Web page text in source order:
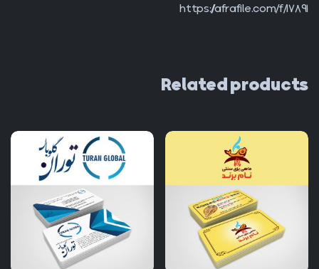
https://afrafile.com/f/17891
Related products